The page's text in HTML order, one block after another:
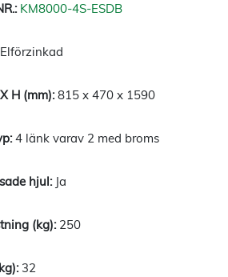
KM8000-4S-ESDB
Elförzinkad
815 x 470 x 1590
4 länk varav 2 med broms
Ja
250
32